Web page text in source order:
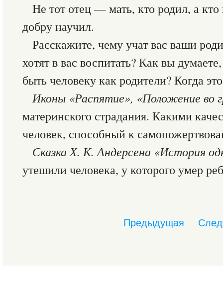
Не тот отец — мать, кто родил, а
добру научил.
Расскажите, чему учат вас ваши
хотят в вас воспитать? Как вы
быть человеку как родители? Когда
Иконы «Распятие», «Положение во
материнского страдания. Какими
человек, способный к
Сказка Х. К. Андерсена «История
утешили человека, у которого умер
Предыдущая